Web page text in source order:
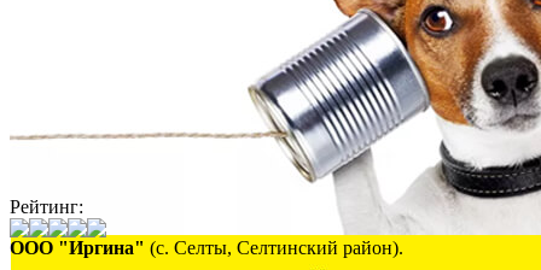
Рейтинг:
ООО "Иргина" (с. Селты, Селтинский район).